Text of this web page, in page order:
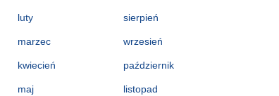
luty
marzec
kwiecień
maj
sierpień
wrzesień
październik
listopad